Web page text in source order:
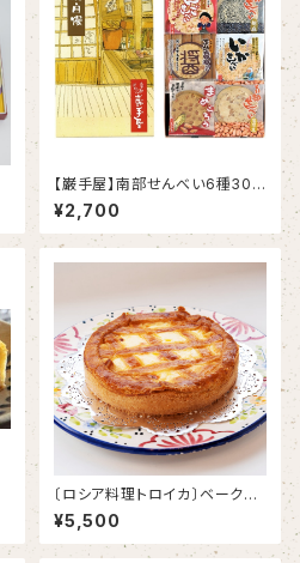
【巌手屋】南部せんべい6種30
枚詰合せ 腕自慢
¥2,700
〔ロシア料理トロイカ〕ベークド・
チーズケーキ6号 【冷凍】
¥5,500